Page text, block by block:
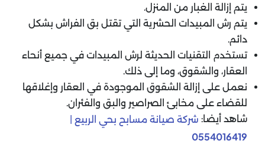
يتم إزالة الغبار من المنزل.
يتم رش المبيدات الحشرية التي تقتل بق الفراش بشكل
دائم.
تستخدم التقنيات الحديثة لرش المبيدات في جميع أنحاء
العقار، والشقوق، وما إلى ذلك.
نعمل على إزالة الشقوق الموجودة في العقار وإغلاقها
للقضاء على مخابئ الصراصير والبق والفئران.
شاهد أيضا: شركة صيانة مسابح بحي الربيع |
0554016419